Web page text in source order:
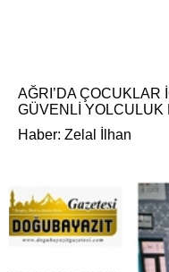
AĞRI’DA ÇOCUKLAR
GÜVENLİ YOLCULUK
Haber: Zelal İlhan